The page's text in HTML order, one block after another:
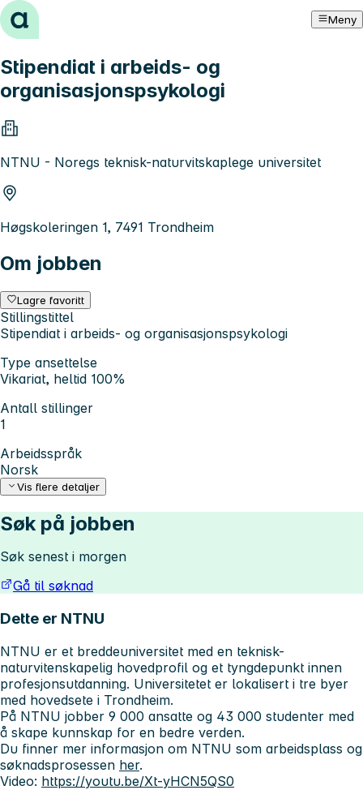
Hopp til innhold Meny
Stipendiat i arbeids- og
organisasjonspsykologi
NTNU - Noregs teknisk-naturvitskaplege universitet
Høgskoleringen 1, 7491 Trondheim
Om jobben
Lagre favoritt
Stillingstittel
Stipendiat i arbeids- og organisasjonspsykologi
Type ansettelse
Vikariat, heltid 100%
Antall stillinger
1
Arbeidsspråk
Norsk
Vis flere detaljer
Søk på jobben
Søk senest i morgen
Gå til søknad
Dette er NTNU
NTNU er et breddeuniversitet med en teknisk-
naturvitenskapelig hovedprofil og et tyngdepunkt innen
profesjonsutdanning. Universitetet er lokalisert i tre byer
med hovedsete i Trondheim.
På NTNU jobber 9 000 ansatte og 43 000 studenter med
å skape kunnskap for en bedre verden.
Du finner mer informasjon om NTNU som arbeidsplass og
søknadsprosessen her.
Video: https://youtu.be/Xt-yHCN5QS0